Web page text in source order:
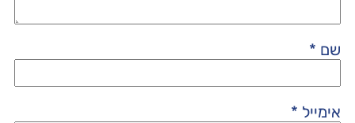
שם *
אימייל *